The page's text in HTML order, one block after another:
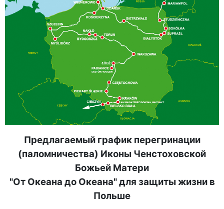
Предлагаемый график перегринации
(паломничества) Иконы Ченстоховской
Божьей Матери
"От Океана до Океана" для защиты жизни в
Польше